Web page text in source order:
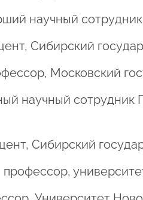
научный
Сибирский
Московский
научный
Сибирский
профессор,